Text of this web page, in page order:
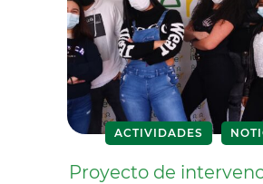
ACTIVIDADES
Proyecto de